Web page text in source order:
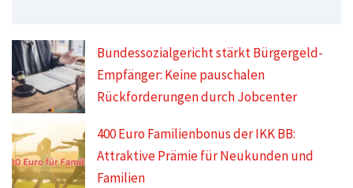
Bundessozialgericht stärkt Bürgergeld-
Empfänger: Keine pauschalen
Rückforderungen durch Jobcenter
400 Euro Familienbonus der IKK BB:
Attraktive Prämie für Neukunden und
Familien